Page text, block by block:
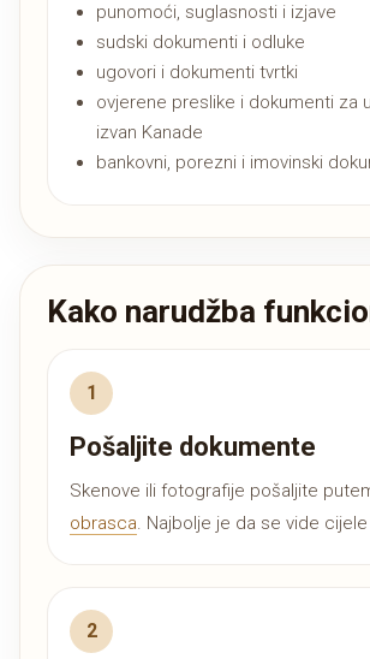
punomoći, suglasnosti i izjave
sudski dokumenti i odluke
ugovori i dokumenti tvrtki
ovjerene preslike i dokumenti za
izvan Kanade
bankovni, porezni i imovinski
Kako narudžba
Pošaljite dokumente
Skenove ili fotografije pošaljite
obrasca. Najbolje je da se vide